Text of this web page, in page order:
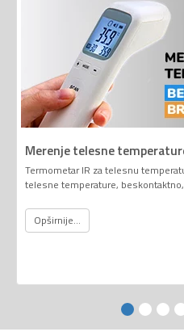
Merenje telesne
Termometar IR za telesnu
telesne temperature,
Opširnije...